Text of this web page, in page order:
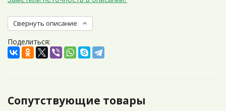
Свернуть описание
Поделиться:
Сопутствующие товары